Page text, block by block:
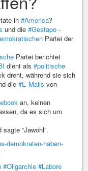
in #America?
und die #Gestapo -
Partei der
Partei berichtet
dient als #politische
dreht, während sie sich
die #E-Mails von
an, keinen
da es sich um
“Jawohl”.
demokraten-haben-
#Oligarchie #Labore